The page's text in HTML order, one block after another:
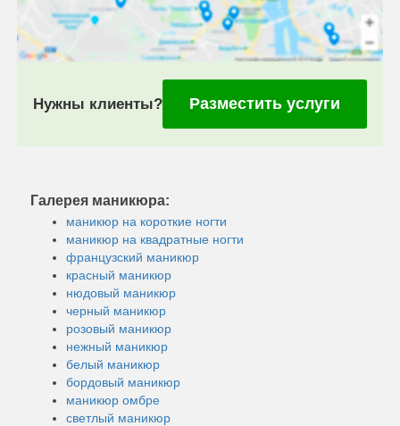
Нужны клиенты? Разместить услуги
Галерея маникюра:
маникюр на короткие ногти
маникюр на квадратные ногти
французский маникюр
красный маникюр
нюдовый маникюр
черный маникюр
розовый маникюр
нежный маникюр
белый маникюр
бордовый маникюр
маникюр омбре
светлый маникюр